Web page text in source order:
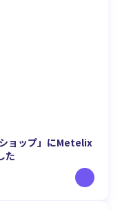
ョップ」にMetelix
た